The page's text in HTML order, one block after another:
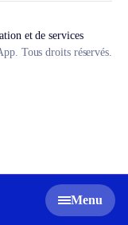
Menu
et de services
Tous droits réservés.